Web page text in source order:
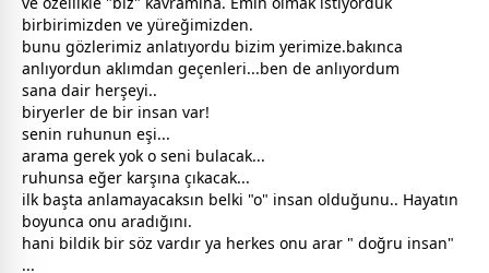
birbirimizden ve yüreğimizden.
bunu gözlerimiz anlatıyordu bizim yerimize.bakınca
anlıyordun aklımdan geçenleri...ben de anlıyordum
sana dair herşeyi..
biryerler de bir insan var!
senin ruhunun eşi...
arama gerek yok o seni bulacak...
ruhunsa eğer karşına çıkacak...
ilk başta anlamayacaksın belki "o" insan olduğunu.. Hayatın
boyunca onu aradığını.
hani bildik bir söz vardır ya herkes onu arar " doğru insan"
...